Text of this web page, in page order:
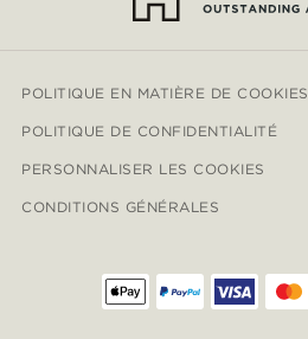
POLITIQUE EN MATIÈRE DE COOKIES
POLITIQUE DE CONFIDENTIALITÉ
PERSONNALISER LES COOKIES
CONDITIONS GÉNÉRALES